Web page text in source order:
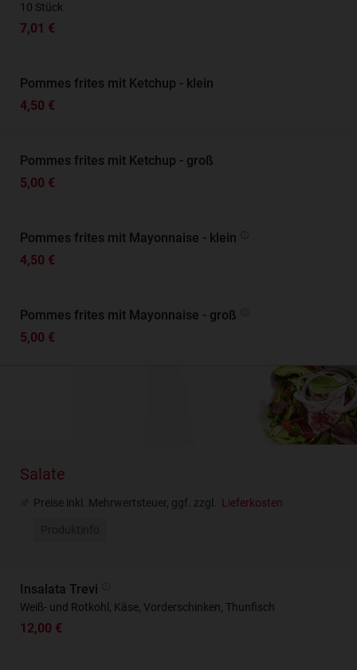
10 Stück
7,01 €
Pommes frites mit Ketchup - klein
4,50 €
Pommes frites mit Ketchup - groß
5,00 €
Pommes frites mit Mayonnaise - klein
4,50 €
Pommes frites mit Mayonnaise - groß
5,00 €
Salate
Preise inkl. Mehrwertsteuer, ggf. zzgl. Lieferkosten
Insalata Trevi
Weiß- und Rotkohl, Käse, Vorderschinken, Thunfisch
12,00 €